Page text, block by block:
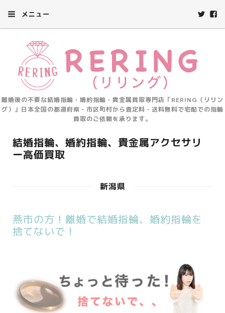
メニュー
離婚後の不要な結婚指輪・婚約指輪・貴金属買取専門店「RERING（リリン
グ）」日本全国の都道府県・市区町村から査定料・送料無料で宅配での指輪
買取のご依頼を承ります。
結婚指輪、婚約指輪、貴金属アクセサリ
ー高価買取
新潟県
燕市の方！離婚で結婚指輪、婚約指輪を
捨てないで！